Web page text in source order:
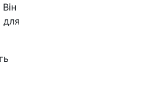
для